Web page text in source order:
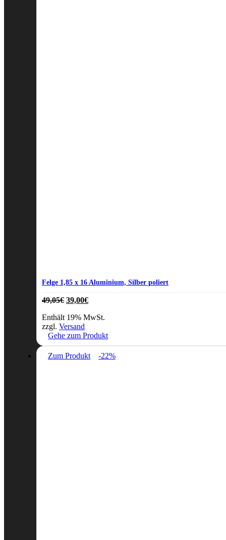
Felge 1,85 x 16 Aluminium, Silber poliert
49,05€ Ursprünglicher
war:
49,05€
39,00€Aktueller
ist:
Enthält 19% MwSt.
zzgl. Versand
Gehe zum Produkt
Zum Produkt -22%